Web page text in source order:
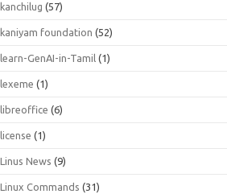
kanchilug (57)
kaniyam foundation (52)
learn-GenAI-in-Tamil (1)
lexeme (1)
libreoffice (6)
license (1)
Linus News (9)
Linux Commands (31)